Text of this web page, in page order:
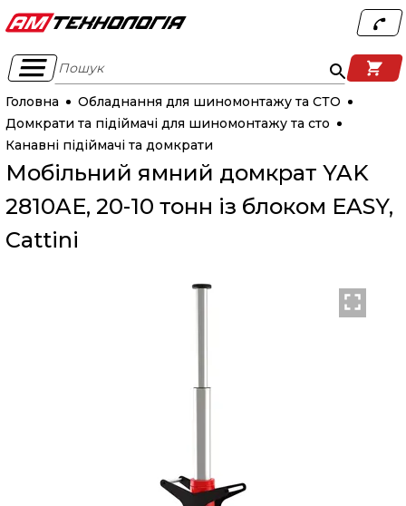
Пошук
Головна
Обладнання для шиномонтажу та СТО
Домкрати та підіймачі для шиномонтажу та сто
Канавні підіймачі та домкрати
Мобільний ямний домкрат YAK
2810AE, 20-10 тонн із блоком EASY,
Cattini